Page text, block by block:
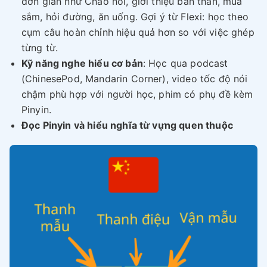
sắm, hỏi đường, ăn uống. Gợi ý từ Flexi: học theo
cụm câu hoàn chỉnh hiệu quả hơn so với việc ghép
từng từ.
Kỹ năng nghe hiểu cơ bản: Học qua podcast
(ChinesePod, Mandarin Corner), video tốc độ nói
chậm phù hợp với người học, phim có phụ đề kèm
Pinyin.
Đọc Pinyin và hiểu nghĩa từ vựng quen thuộc